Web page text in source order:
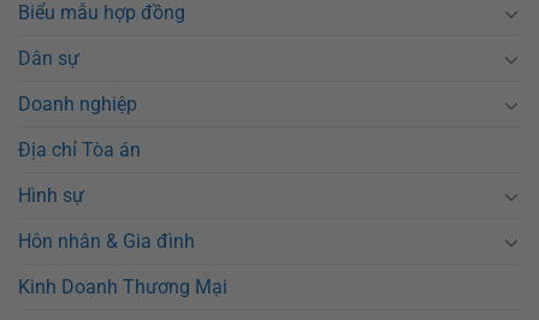
Biểu mẫu hợp đồng
Dân sự
Doanh nghiệp
Địa chỉ Tòa án
Hình sự
Hôn nhân & Gia đình
Kinh Doanh Thương Mại